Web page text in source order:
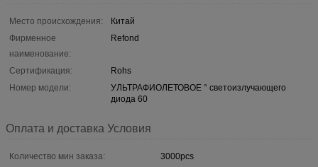
Место происхождения:
Китай
Фирменное
наименование:
Refond
Сертификация:
Rohs
Номер модели:
УЛЬТРАФИОЛЕТОВОЕ ° светоизлучающего
диода 60
Оплата и доставка Условия
Количество мин заказа:
3000pcs